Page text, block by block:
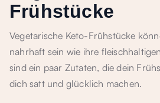
Frühstücke
Vegetarische Keto-Frühstücke
nahrhaft sein wie ihre
sind ein paar Zutaten, die dein
dich satt und glücklich machen.